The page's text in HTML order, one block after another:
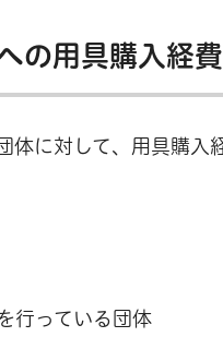
の用具購入経
体に対して、用具購
行っている団体